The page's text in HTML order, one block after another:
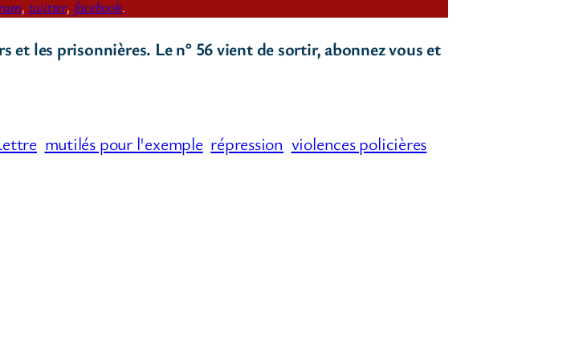
, twitter, facebook.
les prisonnières. Le n° 56 vient de sortir, abonnez vous et
mutilés pour l'exemple répression violences policières